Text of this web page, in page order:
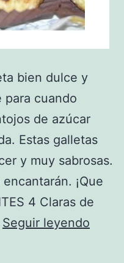
bien dulce y
para cuando
de azúcar
Estas galletas
y muy sabrosas.
¡Que
4 Claras de
Seguir leyendo